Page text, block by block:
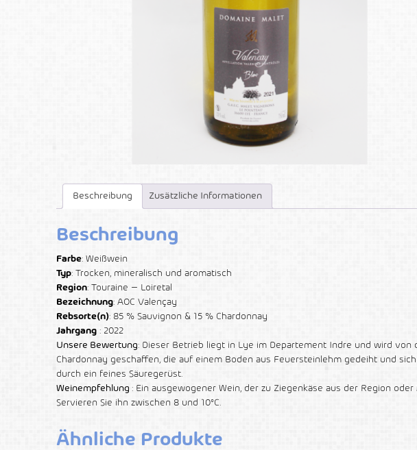
Beschreibung Zusätzliche Informationen
Beschreibung
Farbe: Weißwein
Typ: Trocken, mineralisch und aromatisch
Region: Touraine – Loiretal
Bezeichnung: AOC Valençay
Rebsorte(n): 85 % Sauvignon & 15 % Chardonnay
Jahrgang : 2022
Unsere Bewertung: Dieser Betrieb liegt in Lye im Departement Indre und wird von
Chardonnay geschaffen, die auf einem Boden aus Feuersteinlehm gedeiht und
durch ein feines Säuregerüst.
Weinempfehlung: Ein ausgewogener Wein, der zu Ziegenkäse aus der Region
Servieren Sie ihn zwischen 8 und 10°C.
Ähnliche Produkte